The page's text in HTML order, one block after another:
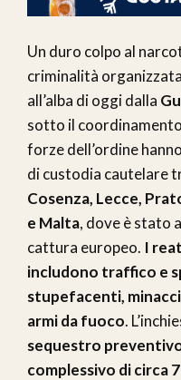
Un duro colpo al
criminalità
all’alba di oggi dalla
sotto il
forze dell’ordine
di custodia cautelare
Cosenza, Lecce,
e Malta, dove è stato
cattura europeo. I
includono traffico e
stupefacenti,
armi da fuoco.
sequestro
complessivo di circa